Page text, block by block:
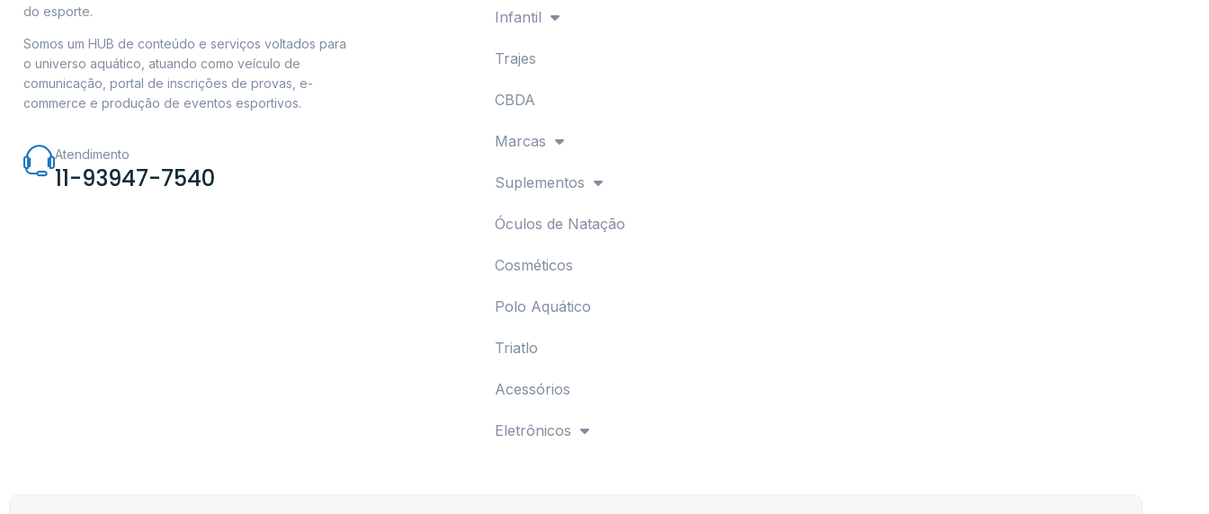
do esporte.
Somos um HUB de conteúdo e serviços voltados para
o universo aquático, atuando como veículo de
comunicação, portal de inscrições de provas, e-
commerce e produção de eventos esportivos.
Atendimento
11-93947-7540
Infantil
Trajes
CBDA
Marcas
Suplementos
Óculos de Natação
Cosméticos
Polo Aquático
Triatlo
Acessórios
Eletrônicos